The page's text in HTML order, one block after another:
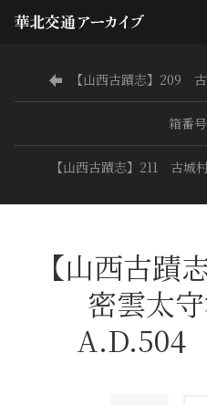
【山西古蹟志】209
箱番
【山西古蹟志】211 古
【山西古
密雲太
A.D.504